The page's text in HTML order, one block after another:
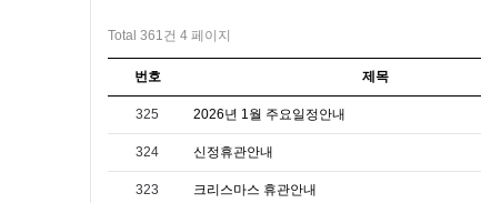
Total 361건 4 페이지
번호 제목
325 2026년 1월 주요일정안내
324 신정휴관안내
323 크리스마스 휴관안내